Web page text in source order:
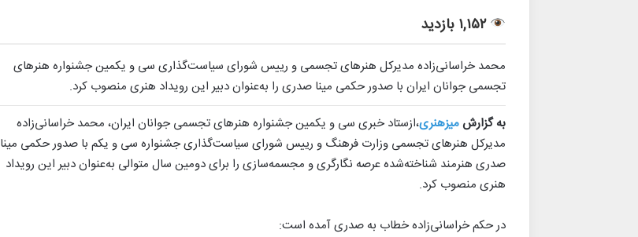
۱,۱۵۲ بازدید
محمد خراسانی‌زاده مدیرکل هنرهای تجسمی و رییس شورای سیاست‌گذاری سی‌ و یکمین جشنواره هنرهای
تجسمی جوانان ایران با صدور حکمی مینا صدری را به‌عنوان دبیر این رویداد هنری منصوب کرد.
به گزارش میزهنری،ازستاد خبری سی‌ و یکمین جشنواره هنرهای تجسمی جوانان ایران، محمد خراسانی‌زاده
مدیرکل هنرهای تجسمی وزارت فرهنگ و رییس شورای سیاست‌گذاری جشنواره سی و یکم با صدور حکمی مینا
صدری هنرمند شناخته‌شده عرصه نگارگری و مجسمه‌سازی را برای دومین سال متوالی به‌عنوان دبیر این رویداد
هنری منصوب کرد.
در حکم خراسانی‌زاده خطاب به صدری آمده است: